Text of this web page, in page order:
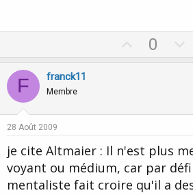
p
t
0
F franck11
Membre
28 Août 2009
je cite Altmaier : Il n'est plus
voyant ou médium, car par
mentaliste fait croire qu'il a